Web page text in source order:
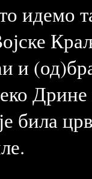
идемо
и
била